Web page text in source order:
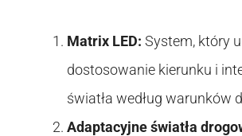
Matrix LED: System, który
dostosowanie kierunku i
światła według warunków
Adaptacyjne światła